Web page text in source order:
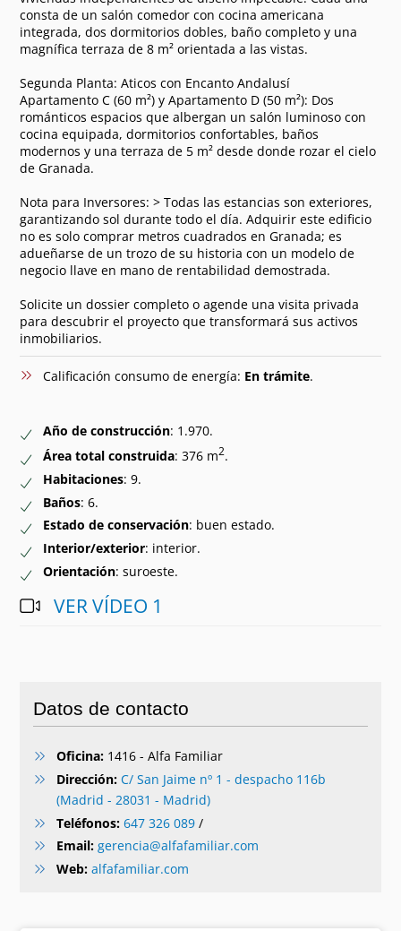
consta de un salón comedor con cocina americana
integrada, dos dormitorios dobles, baño completo y una
magnífica terraza de 8 m² orientada a las vistas.
Segunda Planta: Aticos con Encanto Andalusí
Apartamento C (60 m²) y Apartamento D (50 m²): Dos
románticos espacios que albergan un salón luminoso con
cocina equipada, dormitorios confortables, baños
modernos y una terraza de 5 m² desde donde rozar el cielo
de Granada.
Nota para Inversores: > Todas las estancias son exteriores,
garantizando sol durante todo el día. Adquirir este edificio
no es solo comprar metros cuadrados en Granada; es
adueñarse de un trozo de su historia con un modelo de
negocio llave en mano de rentabilidad demostrada.
Solicite un dossier completo o agende una visita privada
para descubrir el proyecto que transformará sus activos
inmobiliarios.
Calificación consumo de energía: En trámite.
Año de construcción: 1.970.
Área total construida: 376 m2.
Habitaciones: 9.
Baños: 6.
Estado de conservación: buen estado.
Interior/exterior: interior.
Orientación: suroeste.
VER VÍDEO 1
Datos de contacto
Oficina:1416 - Alfa Familiar
Dirección: C/ San Jaime nº 1 - despacho 116b
(Madrid - 28031 - Madrid)
Teléfonos: 647 326 089/
Email: gerencia@alfafamiliar.com
Web: alfafamiliar.com